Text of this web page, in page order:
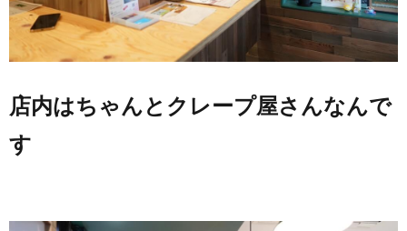
店内はちゃんとクレープ屋さんなんで
す